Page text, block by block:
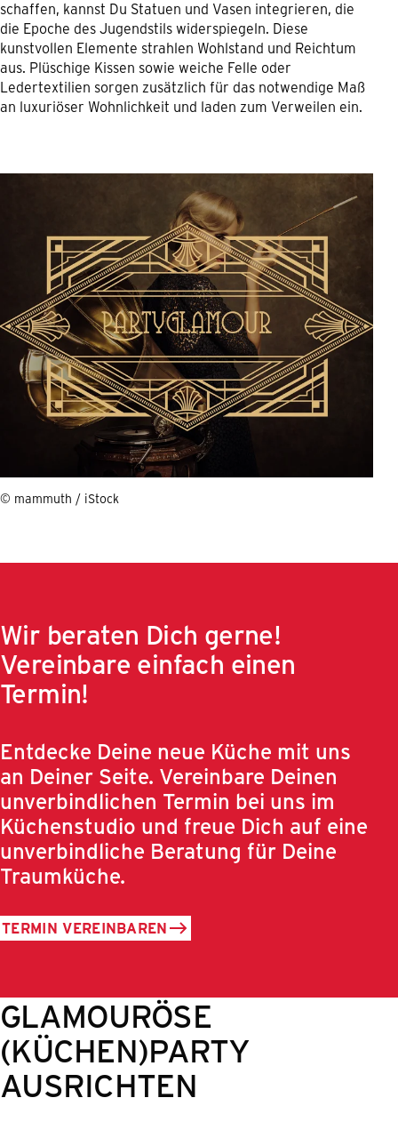
schaffen, kannst Du Statuen und Vasen integrieren, die
die Epoche des Jugendstils widerspiegeln. Diese
kunstvollen Elemente strahlen Wohlstand und Reichtum
aus. Plüschige Kissen sowie weiche Felle oder
Ledertextilien sorgen zusätzlich für das notwendige Maß
an luxuriöser Wohnlichkeit und laden zum Verweilen ein.
© mammuth / iStock
Wir beraten Dich gerne!
Vereinbare einfach einen
Termin!
Entdecke Deine neue Küche mit uns
an Deiner Seite. Vereinbare Deinen
unverbindlichen Termin bei uns im
Küchenstudio und freue Dich auf eine
unverbindliche Beratung für Deine
Traumküche.
TERMIN VEREINBAREN
GLAMOURÖSE
(KÜCHEN)PARTY
AUSRICHTEN